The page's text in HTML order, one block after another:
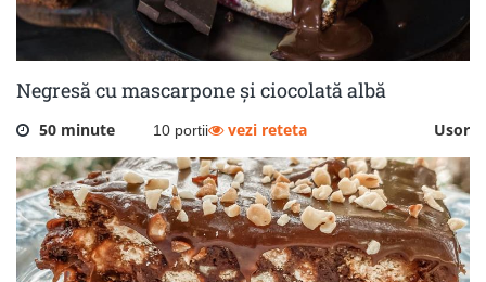
Negresă cu mascarpone și ciocolată albă
50 minute 10 portii Usor
vezi reteta